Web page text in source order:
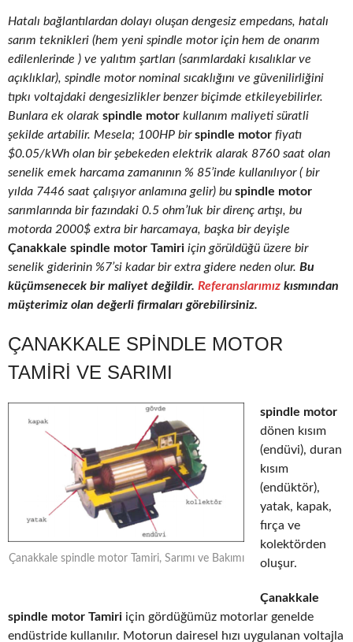
Hatalı bağlantılardan dolayı oluşan dengesiz empedans, hatalı
sarım teknikleri (hem yeni spindle motor için hem de onarım
edilenlerinde ) ve yalıtım şartları (sarımlardaki kısalıklar ve
açıklıklar), spindle motor nominal sıcaklığını ve güvenilirliğini
tıpkı voltajdaki dengesizlikler benzer biçimde etkileyebilirler.
Bunlara ek olarak spindle motor kullanım maliyeti süratli
şekilde artabilir. Mesela; 100HP birspindle motor fiyatı
$0.05/kWh olan bir şebekeden elektrik alarak 8760 saat olan
senelik emek harcama zamanının % 85’inde kullanılıyor ( bir
yılda 7446 saat çalışıyor anlamına gelir) bu spindle motor
sarımlarında bir fazındaki 0.5 ohm’luk bir direnç artışı, bu
motorda 2000$ extra bir harcamaya, başka bir deyişle
Çanakkale spindle motor Tamiri için görüldüğü üzere bir
senelik giderinin %7’si kadar bir extra gidere neden olur. Bu
küçümsenecek bir maliyet değildir. Referanslarımız kısmından
müşterimiz olan değerli firmaları görebilirsiniz.
ÇANAKKALE SPINDLE MOTOR
TAMIRI VE SARIMI
Çanakkale spindle motor Tamiri, Sarımı ve Bakımı
spindle motor
dönen kısım
(endüvi), duran
kısım
(endüktör),
yatak, kapak,
fırça ve
kolektörden
oluşur.
Çanakkale
spindle motor Tamiri için gördüğümüz motorlar genelde
endüstride kullanılır. Motorun dairesel hızı uygulanan voltajla